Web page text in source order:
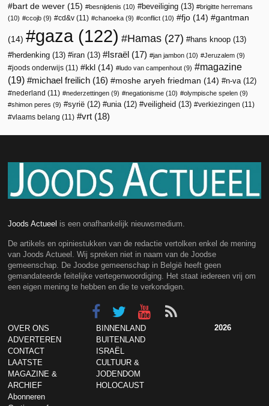
bart de wever (15) besnijdenis (10) beveiliging (13)
brigitte herremans
(10)
ccojb (9) cd&v (11) chanoeka (9) conflict (10) fjo (14) gantman
(14) gaza(122) Hamas (27) hans knoop (13)
herdenking (13) iran (13) Israël (17) jan jambon (10) Jeruzalem (9)
joods onderwijs (11) kkl (14) ludo van campenhout (9)
magazine
(19)
michael freilich (16) moshe aryeh friedman (14) n-va(12)
nederland (11) nederzettingen (9) negationisme (10) olympische spelen (9)
shimon peres (9) syrië (12) unia(12) veiligheid (13) verkiezingen (11)
vlaams belang (11) vrt (18)
Joods Actueel is een onafhankelijk nieuwsmedium.
De artikels en opiniestukken van de redactie vertolken enkel de mening
van Joods Actueel. Wij spreken niet in naam van de Joodse
gemeenschap. De Joodse gemeenschap in België heeft geen
gemandateerde feitelijke vertegenwoordiging. Het staat iedereen vrij om
een eigen mening te hebben en die te verkondigen.
OVER ONS
ADVERTEREN
CONTACT
LAATSTE
MAGAZINE &
ARCHIEF
Abonneren
BINNENLAND
BUITENLAND
ISRAËL
CULTUUR &
JODENDOM
HOLOCAUST
2026